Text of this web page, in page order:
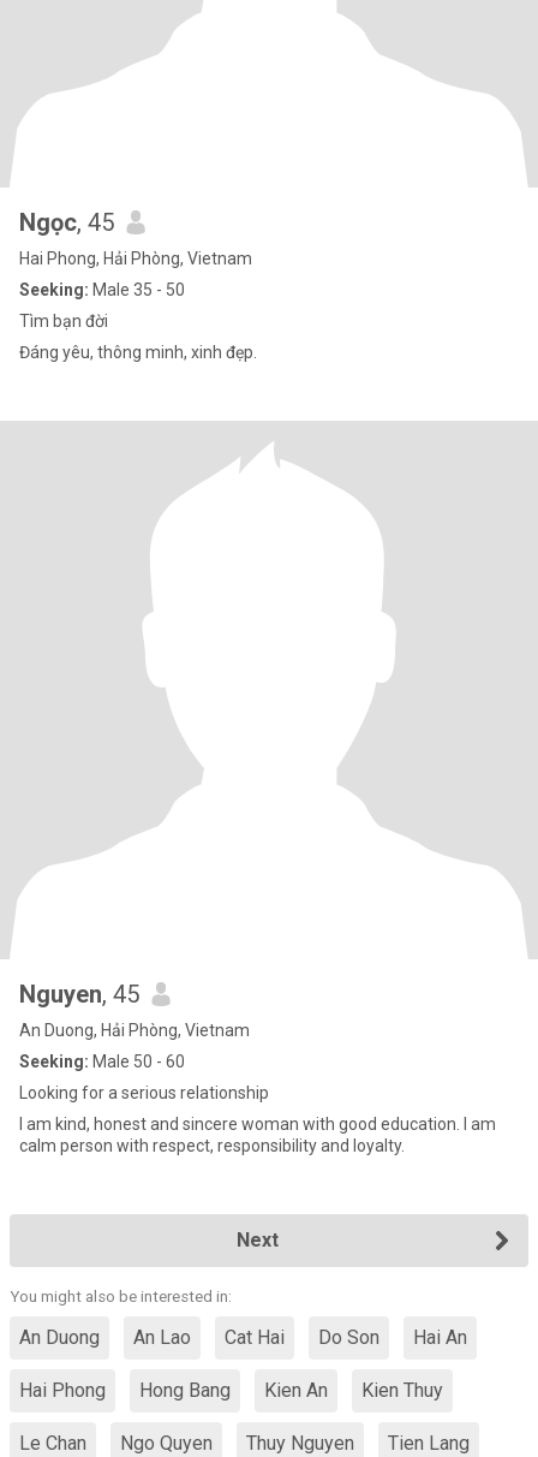
Ngọc, 45
Hai Phong, Hải Phòng, Vietnam
Seeking: Male 35 - 50
Tìm bạn đời
Đáng yêu, thông minh, xinh đẹp.
Nguyen, 45
An Duong, Hải Phòng, Vietnam
Seeking: Male 50 - 60
Looking for a serious relationship
I am kind, honest and sincere woman with good education. I am
calm person with respect, responsibility and loyalty.
Next
You might also be interested in:
An Duong An Lao Cat Hai Do Son Hai An
Hai Phong Hong Bang Kien An Kien Thuy
Le Chan Ngo Quyen Thuy Nguyen Tien Lang